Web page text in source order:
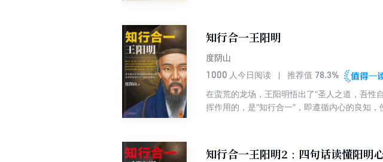
知行合一王阳明
度阴山
1000 人今日阅读 推荐值 78.3%
在蛮荒的龙场，王阳明悟出了“圣人之道，吾性
挥作用的，是“知行合一”，即遵循内心的良知
知行合一王阳明2：四句话读懂阳明